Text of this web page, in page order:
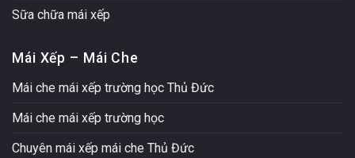
Sữa chữa mái xếp
Mái Xếp – Mái Che
Mái che mái xếp trường học Thủ Đức
Mái che mái xếp trường học
Chuyên mái xếp mái che Thủ Đức